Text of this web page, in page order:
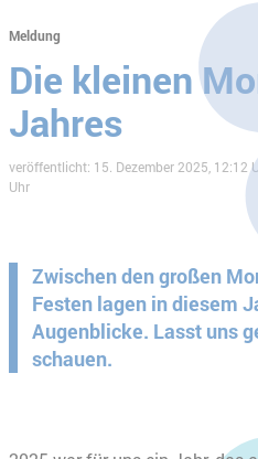
Meldung
Die kleinen
Jahres
veröffentlicht: 15. Dezember 2025, 12:12
Uhr
Zwischen den großen
Festen lagen in diesem
Augenblicke. Lasst uns
schauen.